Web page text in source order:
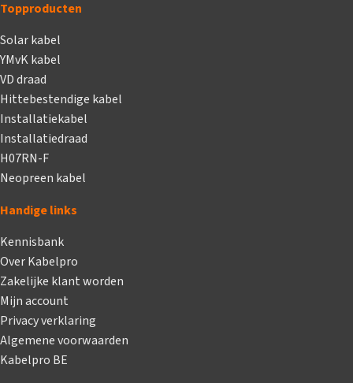
Topproducten
Solar kabel
YMvK kabel
VD draad
Hittebestendige kabel
Installatiekabel
Installatiedraad
H07RN-F
Neopreen kabel
Handige links
Kennisbank
Over Kabelpro
Zakelijke klant worden
Mijn account
Privacy verklaring
Algemene voorwaarden
Kabelpro BE